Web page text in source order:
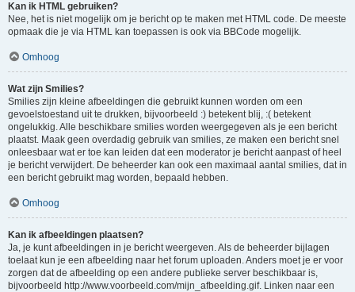
Kan ik HTML gebruiken?
Nee, het is niet mogelijk om je bericht op te maken met HTML code. De meeste
opmaak die je via HTML kan toepassen is ook via BBCode mogelijk.
Omhoog
Wat zijn Smilies?
Smilies zijn kleine afbeeldingen die gebruikt kunnen worden om een
gevoelstoestand uit te drukken, bijvoorbeeld :) betekent blij, :( betekent
ongelukkig. Alle beschikbare smilies worden weergegeven als je een bericht
plaatst. Maak geen overdadig gebruik van smilies, ze maken een bericht snel
onleesbaar wat er toe kan leiden dat een moderator je bericht aanpast of heel
je bericht verwijdert. De beheerder kan ook een maximaal aantal smilies, dat in
een bericht gebruikt mag worden, bepaald hebben.
Omhoog
Kan ik afbeeldingen plaatsen?
Ja, je kunt afbeeldingen in je bericht weergeven. Als de beheerder bijlagen
toelaat kun je een afbeelding naar het forum uploaden. Anders moet je er voor
zorgen dat de afbeelding op een andere publieke server beschikbaar is,
bijvoorbeeld http://www.voorbeeld.com/mijn_afbeelding.gif. Linken naar een